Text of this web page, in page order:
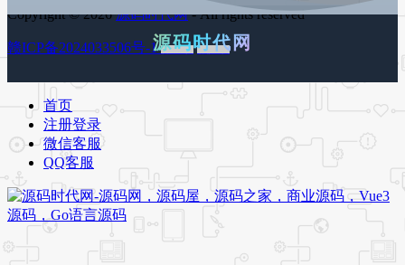
Copyright © 2026源码时代网- All rights reserved
赣ICP备2024033506号-1百度地图 谷歌地图
源码时代网
首页
注册登录
微信客服
QQ客服